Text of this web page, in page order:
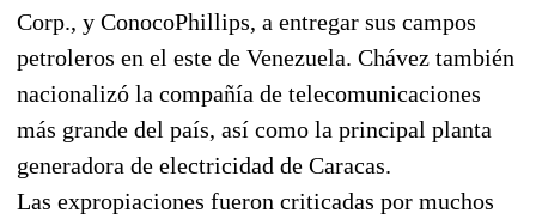
Corp., y ConocoPhillips, a entregar sus campos
petroleros en el este de Venezuela. Chávez también
nacionalizó la compañía de telecomunicaciones
más grande del país, así como la principal planta
generadora de electricidad de Caracas.
Las expropiaciones fueron criticadas por muchos